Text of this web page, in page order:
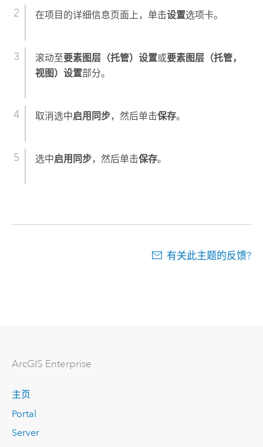
在项目的详细信息页面上，单击设置选项卡。
滚动至要素图层（托管）设置或要素图层（托管，
视图）设置部分。
取消选中启用同步，然后单击保存。
选中启用同步，然后单击保存。
有关此主题的反馈?
ArcGIS Enterprise
主页
Portal
Server